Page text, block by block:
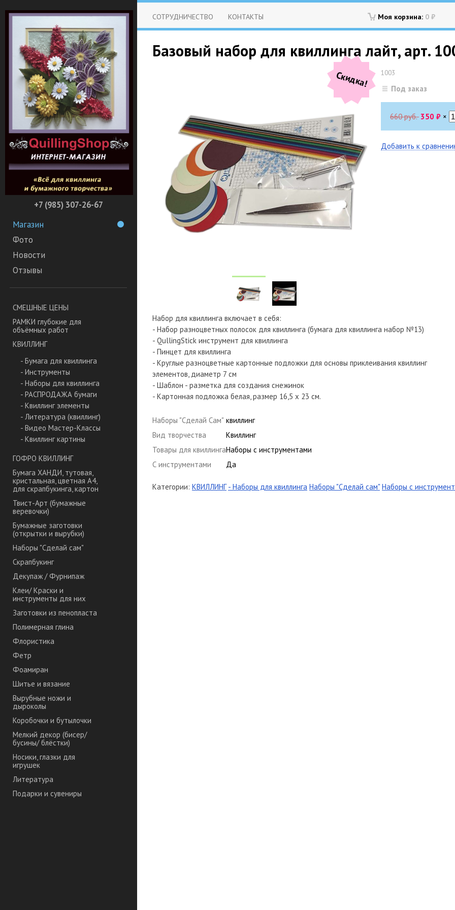
+7 (985) 307-26-67
Магазин
Фото
Новости
Отзывы
СМЕШНЫЕ ЦЕНЫ
РАМКИ глубокие для
объёмных работ
КВИЛЛИНГ
- Бумага для квиллинга
- Инструменты
- Наборы для квиллинга
- РАСПРОДАЖА бумаги
- Квиллинг элементы
- Литература (квиллинг)
- Видео Мастер-Классы
- Квиллинг картины
ГОФРО КВИЛЛИНГ
Бумага ХАНДИ, тутовая,
кристальная, цветная А4,
для скрапбукинга, картон
Твист-Арт (бумажные
веревочки)
Бумажные заготовки
(открытки и вырубки)
Наборы "Сделай сам"
Скрапбукинг
Декупаж / Фурнипаж
Клеи/ Краски и
инструменты для них
Заготовки из пенопласта
Полимерная глина
Флористика
Фетр
Фоамиран
Шитье и вязание
Вырубные ножи и
дыроколы
Коробочки и бутылочки
Мелкий декор (бисер/
бусины/ блёстки)
Носики, глазки для
игрушек
Литература
Подарки и сувениры
Моя корзина: 0 ₽
СОТРУДНИЧЕСТВО КОНТАКТЫ
Базовый набор для квиллинга лайт, арт.
Скидка! 1003
Под заказ
660 руб. 350 ₽ ×
Добавить к
Набор для квиллинга включает в себя:
- Набор разноцветных полосок для квиллинга (бумага для квиллинга набор №13)
- QullingStick инструмент для квиллинга
- Пинцет для квиллинга
- Круглые разноцветные картонные подложки для основы приклеивания квиллинг
элементов, диаметр 7 см
- Шаблон - разметка для создания снежинок
- Картонная подложка белая, размер 16,5 х 23 см.
Наборы "Сделай Сам" квиллинг
Вид творчества
Квиллинг
Товары для квиллингаНаборы с инструментами
С инструментами
Да
Категории: КВИЛЛИНГ - Наборы для квиллинга Наборы "Сделай сам" Наборы с